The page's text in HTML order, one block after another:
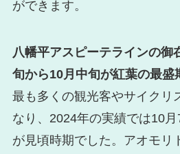
ができます。
八幡平アスピーテラインの御
旬から10月中旬が紅葉の最盛
最も多くの観光客やサイクリ
なり、2024年の実績では10
が見頃時期でした。アオモリ